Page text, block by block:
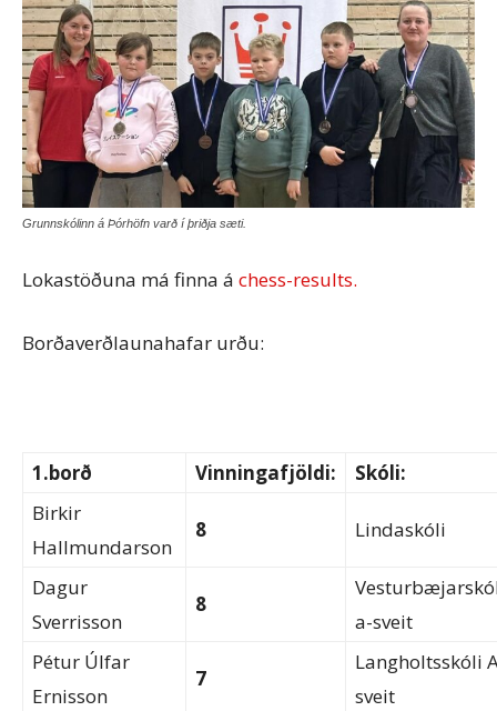
Grunnskólinn á Þórhöfn varð í þriðja sæti.
Lokastöðuna má finna á chess-results.
Borðaverðlaunahafar urðu:
1.borð Vinningafjöldi:
Skóli:
Birkir
Hallmundarson
8 Lindaskóli
Dagur
Sverrisson
8
a-sveit
Pétur Úlfar
Ernisson
7
Langholtsskóli
sveit